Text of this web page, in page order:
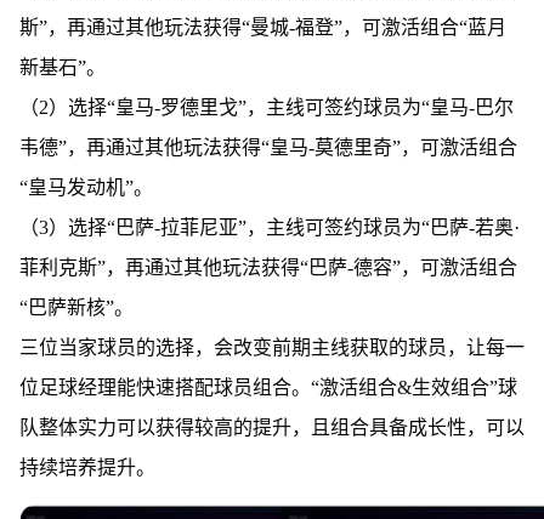
斯”，再通过其他玩法获得“曼城-福登”，可激活组合“蓝月
新基石”。
（2）选择“皇马-罗德里戈”，主线可签约球员为“皇马-巴尔
韦德”，再通过其他玩法获得“皇马-莫德里奇”，可激活组合
“皇马发动机”。
（3）选择“巴萨-拉菲尼亚”，主线可签约球员为“巴萨-若奥·
菲利克斯”，再通过其他玩法获得“巴萨-德容”，可激活组合
“巴萨新核”。
三位当家球员的选择，会改变前期主线获取的球员，让每一
位足球经理能快速搭配球员组合。“激活组合&生效组合”球
队整体实力可以获得较高的提升，且组合具备成长性，可以
持续培养提升。